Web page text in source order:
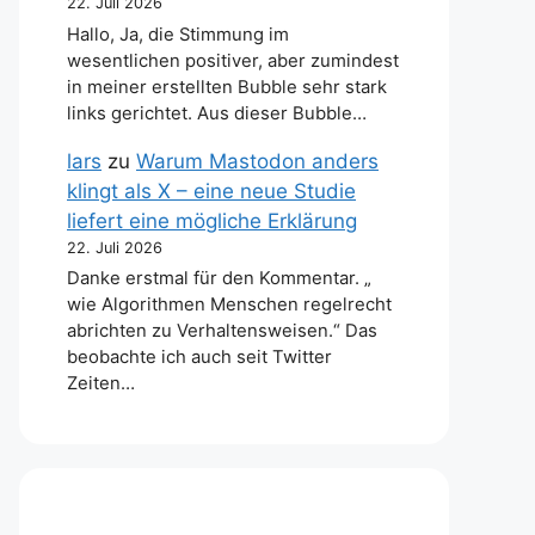
Hallo, Ja, die Stimmung im
wesentlichen positiver, aber zumindest
in meiner erstellten Bubble sehr stark
links gerichtet. Aus dieser Bubble…
lars zu Warum Mastodon anders
klingt als X – eine neue Studie
liefert eine mögliche Erklärung
22. Juli 2026
Danke erstmal für den Kommentar. „
wie Algorithmen Menschen regelrecht
abrichten zu Verhaltensweisen.“ Das
beobachte ich auch seit Twitter
Zeiten…